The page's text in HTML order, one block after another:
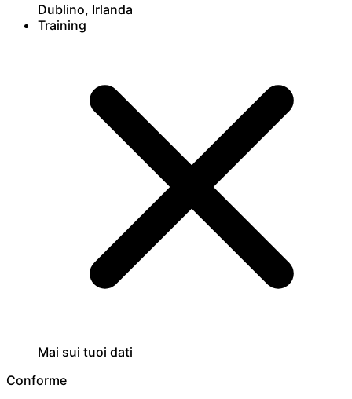
Dublino, Irlanda
Training
Mai sui tuoi dati
Conforme